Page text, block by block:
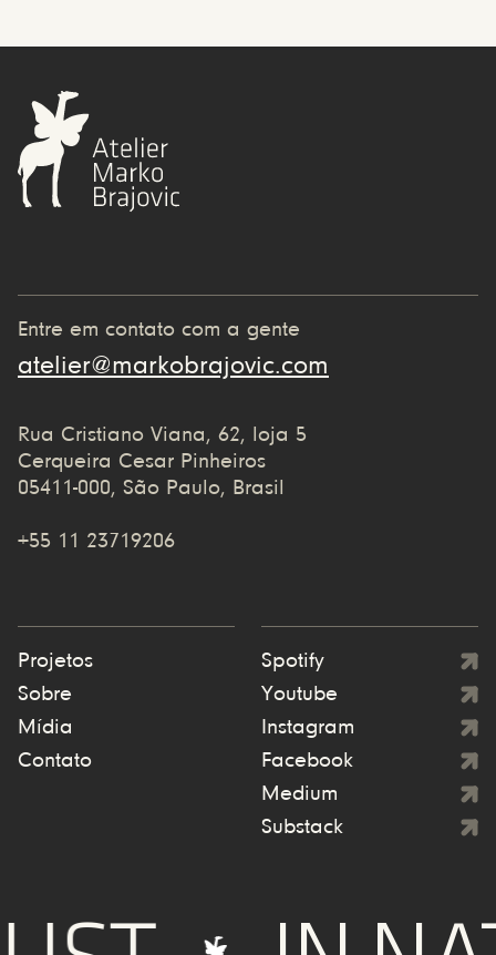
Entre em contato com a gente
atelier@markobrajovic.com
Rua Cristiano Viana, 62, loja 5
Cerqueira Cesar Pinheiros
05411-000, São Paulo, Brasil
+55 11 23719206
Projetos
Sobre
Mídia
Contato
Spotify
Youtube
Instagram
Facebook
Medium
Substack